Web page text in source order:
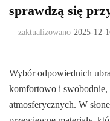
sprawdzą się
zaktualizowano 2025-12-
Wybór odpowiednich
komfortowo i
atmosferycznych. W